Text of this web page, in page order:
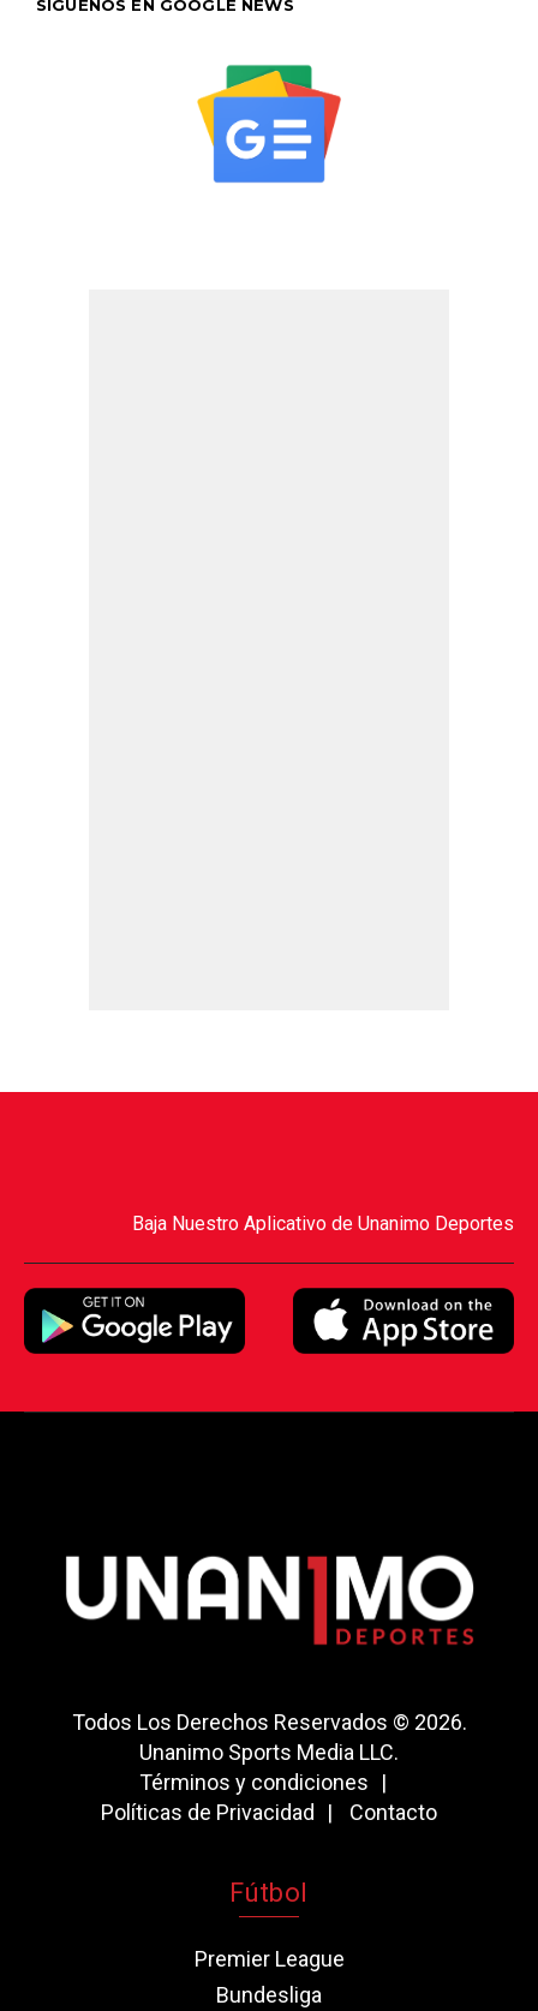
SÍGUENOS EN GOOGLE NEWS
Baja Nuestro Aplicativo de Unanimo Deportes
Todos Los Derechos Reservados © 2026.
Unanimo Sports Media LLC.
Términos y condiciones
Políticas de Privacidad
Contacto
Fútbol
Premier League
Bundesliga